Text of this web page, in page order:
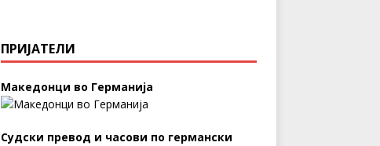
ПРИЈАТЕЛИ
Македонци во Германија
Судски превод и часови по германски